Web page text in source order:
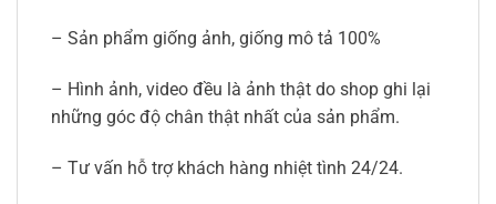
– Sản phẩm giống ảnh, giống mô tả 100%
– Hình ảnh, video đều là ảnh thật do shop ghi lại
những góc độ chân thật nhất của sản phẩm.
– Tư vấn hỗ trợ khách hàng nhiệt tình 24/24.